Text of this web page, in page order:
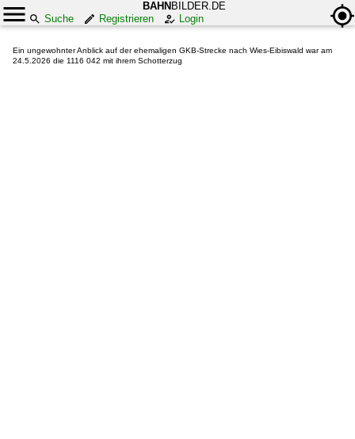
BAHN BILDER.DE
Suche
Registrieren Login
Ein ungewohnter Anblick auf der ehemaligen GKB-Strecke nach Wies-Eibiswald war am
24.5.2026 die 1116 042 mit ihrem Schotterzug